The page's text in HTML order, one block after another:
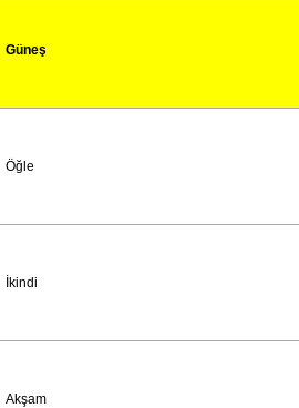
Güneş
Öğle
İkindi
Akşam